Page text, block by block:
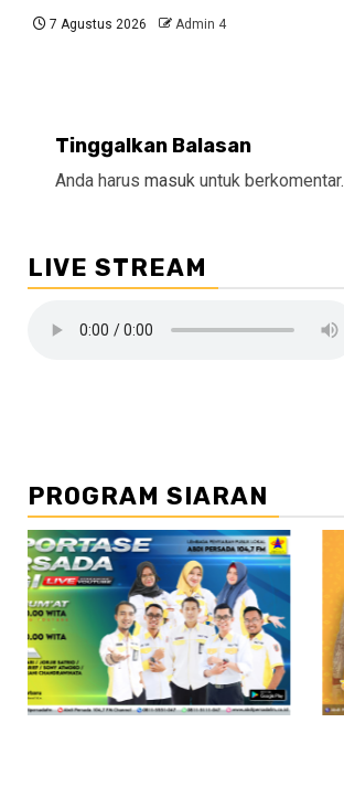
7 Agustus 2026 Admin 4
Tinggalkan Balasan
Anda harus masuk untuk berkomentar.
LIVE STREAM
PROGRAM SIARAN
//2